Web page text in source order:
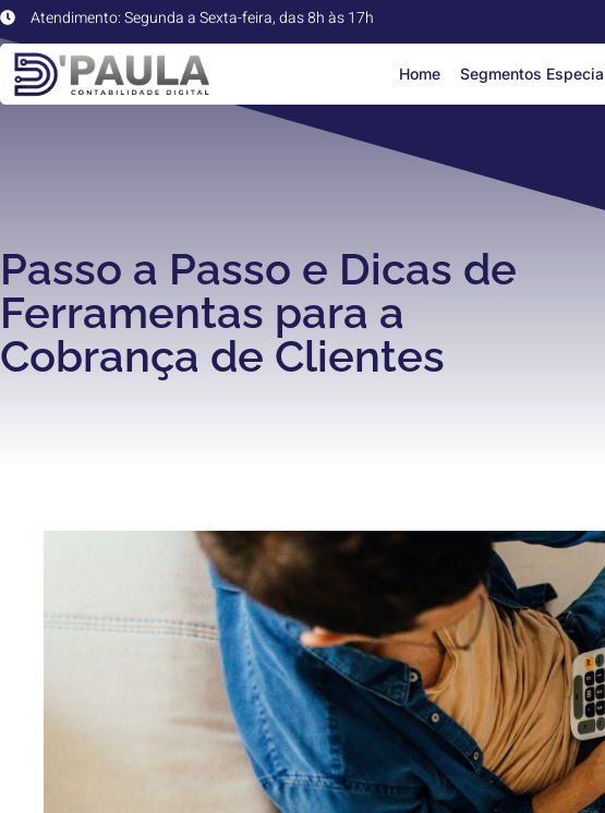
Atendimento: Segunda a Sexta-feira, das 8h às 17h
Home Segmentos
Passo a Passo e Dicas de
Ferramentas para a
Cobrança de Clientes